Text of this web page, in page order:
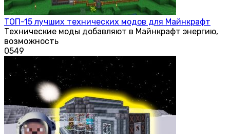
ТОП-15 лучших технических модов для Майнкрафт
Технические моды добавляют в Майнкрафт энергию,
возможность
0549